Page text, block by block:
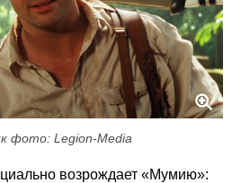
фото: Legion-Media
возрождает «Мумию»: